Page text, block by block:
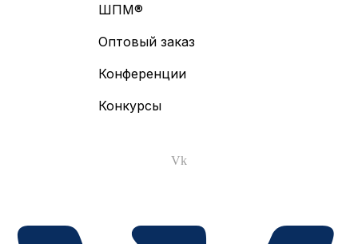
ШПМ®
Оптовый заказ
Конференции
Конкурсы
Vk